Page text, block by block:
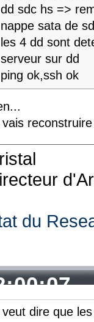
dd sdc hs =>
nappe sata de
les 4 dd sont
serveur sur dd
ping ok,ssh ok
du
dire que